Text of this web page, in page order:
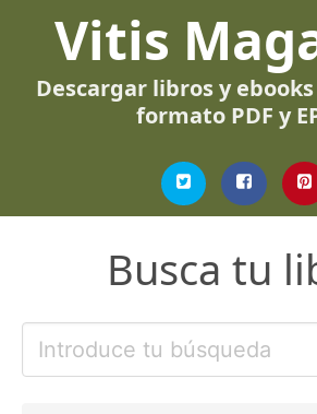
Vitis
Descargar libros y
formato PDF y
Busca tu